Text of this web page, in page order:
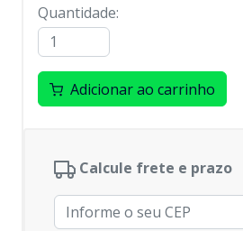
Quantidade:
Adicionar ao carrinho
Calcule frete e prazo